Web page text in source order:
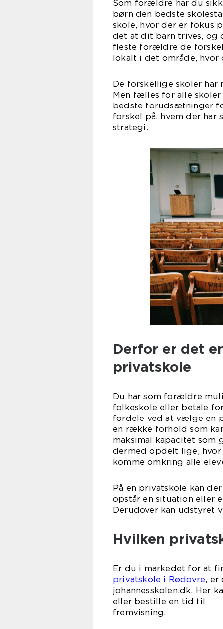
Som forældre har du
børn den bedste
skole, hvor der er fokus
det at dit barn trives, og
fleste forældre de
lokalt i det område, hvor
De forskellige skoler har
Men fælles for alle
bedste forudsætninger
forskel på, hvem der har
Derfor er det
privatskole
Du har som forældre
folkeskole eller betale
fordele ved at vælge en
en række forhold som
maksimal kapacitet som
dermed opdelt lige,
komme omkring alle
På en privatskole kan
opstår en situation eller
Derudover kan udstyret
Hvilken
Er du i markedet for at
privatskole i Rødovre, er
johannesskolen.dk. Her
eller bestille en tid til